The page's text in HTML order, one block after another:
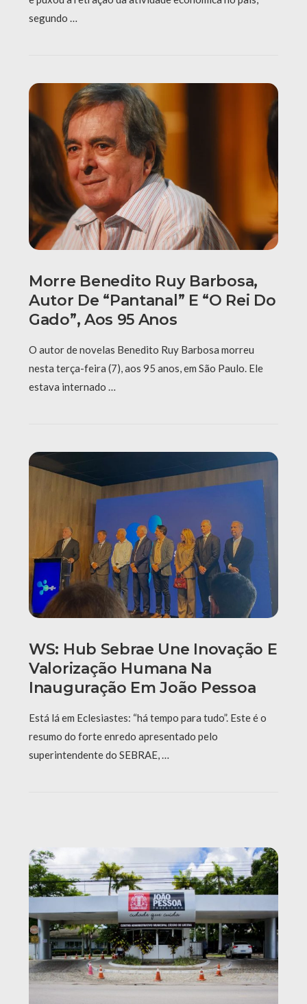
segundo …
Morre Benedito Ruy Barbosa,
Autor De “Pantanal” E “O Rei Do
Gado”, Aos 95 Anos
O autor de novelas Benedito Ruy Barbosa morreu
nesta terça-feira (7), aos 95 anos, em São Paulo. Ele
estava internado …
WS: Hub Sebrae Une Inovação E
Valorização Humana Na
Inauguração Em João Pessoa
Está lá em Eclesiastes: “há tempo para tudo”. Este é o
resumo do forte enredo apresentado pelo
superintendente do SEBRAE, …